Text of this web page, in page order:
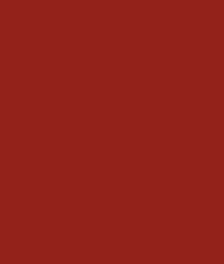
liegt uns aber auch immer wieder die bestmögliche
die reinste Freude sein!